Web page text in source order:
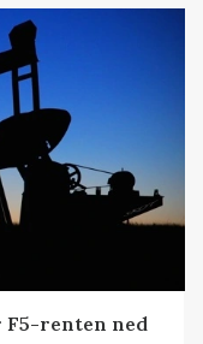
F5-renten ned